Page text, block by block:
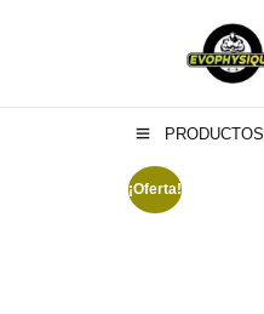
PRODUCTOS
¡Oferta!